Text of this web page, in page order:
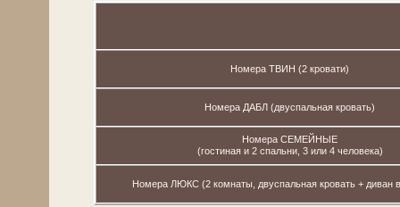
Номера ТВИН (2 кровати)
Номера ДАБЛ (двуспальная кровать)
Номера СЕМЕЙНЫЕ
(гостиная и 2 спальни, 3 или 4 человека)
Номера ЛЮКС (2 комнаты, двуспальная кровать + диван в